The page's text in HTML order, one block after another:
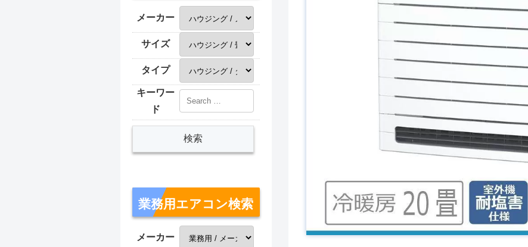
メーカー
サイズ
タイプ
キーワー
ド
業務用エアコン検索
メーカー